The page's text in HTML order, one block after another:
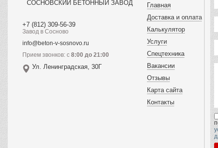
СОСНОВСКИЙ БЕТОННЫЙ ЗАВОД
+7 (812) 309-56-39
Завод в Сосново
info@beton-v-sosnovo.ru
Прием звонков: с 8:00 до 21:00
Ул. Ленинградская, 30Г
Главная
Доставка и оплата
Калькулятор
Услуги
Спецтехника
Вакансии
Отзывы
Карта сайта
Контакты